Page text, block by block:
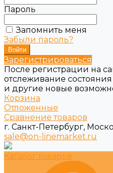
Пароль
Запомнить меня
Забыли пароль?
Зарегистрироваться
После регистрации на
отслеживание
и другие новые
Корзина
Отложенные
Сравнение товаров
г. Санкт-Петербург,
sale@on-linemarket.ru
Каталог товаров